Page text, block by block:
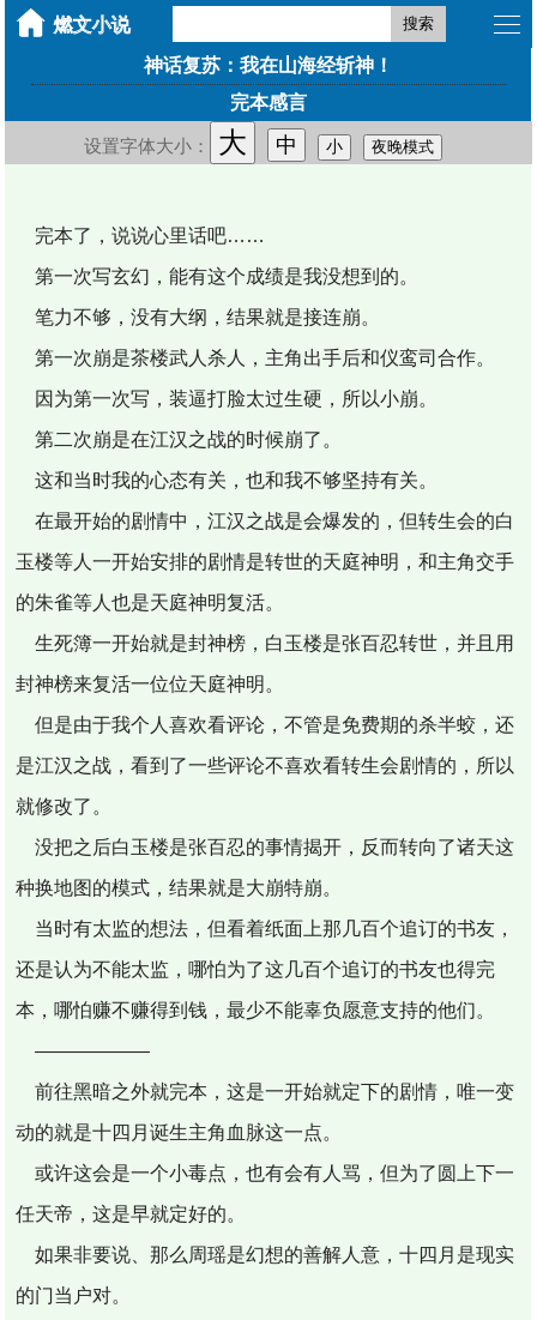
搜索
神话复苏：我在山海经斩神！
完本感言
设置字体大小： 大 中 小 夜晚模式
完本了，说说心里话吧……
第一次写玄幻，能有这个成绩是我没想到的。
笔力不够，没有大纲，结果就是接连崩。
第一次崩是茶楼武人杀人，主角出手后和仪鸾司合作。
因为第一次写，装逼打脸太过生硬，所以小崩。
第二次崩是在江汉之战的时候崩了。
这和当时我的心态有关，也和我不够坚持有关。
在最开始的剧情中，江汉之战是会爆发的，但转生会的白
玉楼等人一开始安排的剧情是转世的天庭神明，和主角交手
的朱雀等人也是天庭神明复活。
生死簿一开始就是封神榜，白玉楼是张百忍转世，并且用
封神榜来复活一位位天庭神明。
但是由于我个人喜欢看评论，不管是免费期的杀半蛟，还
是江汉之战，看到了一些评论不喜欢看转生会剧情的，所以
就修改了。
没把之后白玉楼是张百忍的事情揭开，反而转向了诸天这
种换地图的模式，结果就是大崩特崩。
当时有太监的想法，但看着纸面上那几百个追订的书友，
还是认为不能太监，哪怕为了这几百个追订的书友也得完
本，哪怕赚不赚得到钱，最少不能辜负愿意支持的他们。
——————
前往黑暗之外就完本，这是一开始就定下的剧情，唯一变
动的就是十四月诞生主角血脉这一点。
或许这会是一个小毒点，也有会有人骂，但为了圆上下一
任天帝，这是早就定好的。
如果非要说、那么周瑶是幻想的善解人意，十四月是现实
的门当户对。